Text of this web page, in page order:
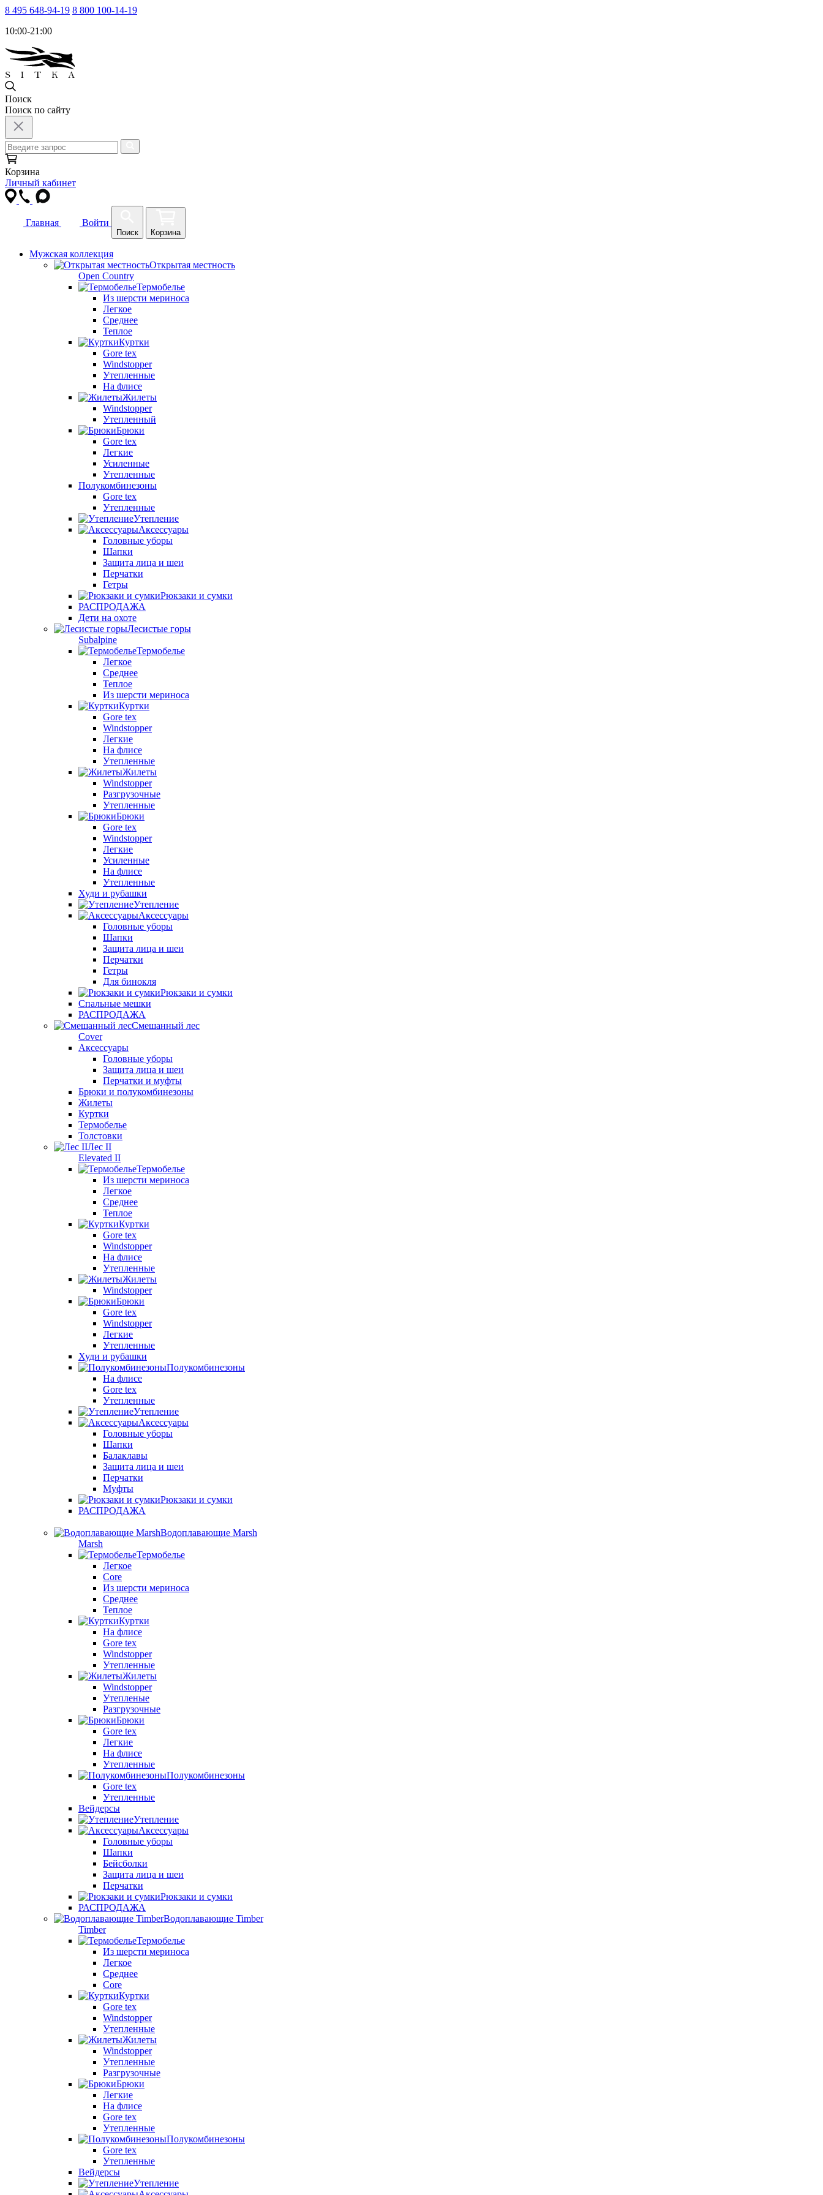
8 495 648-94-19 8 800 100-14-19
10:00-21:00
Поиск
Поиск по сайту
Корзина
Личный кабинет
Главная Войти
Поиск Корзина
Мужская коллекция
Открытая местность
Open Country
Термобелье
Из шерсти мериноса
Легкое
Среднее
Теплое
Куртки
Gore tex
Windstopper
Утепленные
На флисе
Жилеты
Windstopper
Утепленный
Брюки
Gore tex
Легкие
Усиленные
Утепленные
Полукомбинезоны
Gore tex
Утепленные
Утепление
Аксессуары
Головные уборы
Шапки
Защита лица и шеи
Перчатки
Гетры
Рюкзаки и сумки
РАСПРОДАЖА
Дети на охоте
Лесистые горы
Subalpine
Термобелье
Легкое
Среднее
Теплое
Из шерсти мериноса
Куртки
Gore tex
Windstopper
Легкие
На флисе
Утепленные
Жилеты
Windstopper
Разгрузочные
Утепленные
Брюки
Gore tex
Windstopper
Легкие
Усиленные
На флисе
Утепленные
Худи и рубашки
Утепление
Аксессуары
Головные уборы
Шапки
Защита лица и шеи
Перчатки
Гетры
Для бинокля
Рюкзаки и сумки
Спальные мешки
РАСПРОДАЖА
Смешанный лес
Cover
Аксессуары
Головные уборы
Защита лица и шеи
Перчатки и муфты
Брюки и полукомбинезоны
Жилеты
Куртки
Термобелье
Толстовки
Лес II
Elevated II
Термобелье
Из шерсти мериноса
Легкое
Среднее
Теплое
Куртки
Gore tex
Windstopper
На флисе
Утепленные
Жилеты
Windstopper
Брюки
Gore tex
Windstopper
Легкие
Утепленные
Худи и рубашки
Полукомбинезоны
На флисе
Gore tex
Утепленные
Утепление
Аксессуары
Головные уборы
Шапки
Балаклавы
Защита лица и шеи
Перчатки
Муфты
Рюкзаки и сумки
РАСПРОДАЖА
Водоплавающие Marsh
Marsh
Термобелье
Легкое
Core
Из шерсти мериноса
Среднее
Теплое
Куртки
На флисе
Gore tex
Windstopper
Утепленные
Жилеты
Windstopper
Утепленые
Разгрузочные
Брюки
Gore tex
Легкие
На флисе
Утепленные
Полукомбинезоны
Gore tex
Утепленные
Вейдерсы
Утепление
Аксессуары
Головные уборы
Шапки
Бейсболки
Защита лица и шеи
Перчатки
Рюкзаки и сумки
РАСПРОДАЖА
Водоплавающие Timber
Timber
Термобелье
Из шерсти мериноса
Легкое
Среднее
Core
Куртки
Gore tex
Windstopper
Утепленные
Жилеты
Windstopper
Утепленные
Разгрузочные
Брюки
Легкие
На флисе
Gore tex
Утепленные
Полукомбинезоны
Gore tex
Утепленные
Вейдерсы
Утепление